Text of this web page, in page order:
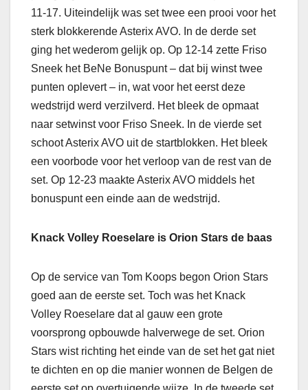
11-17. Uiteindelijk was set twee een prooi voor het
sterk blokkerende Asterix AVO. In de derde set
ging het wederom gelijk op. Op 12-14 zette Friso
Sneek het BeNe Bonuspunt – dat bij winst twee
punten oplevert – in, wat voor het eerst deze
wedstrijd werd verzilverd. Het bleek de opmaat
naar setwinst voor Friso Sneek. In de vierde set
schoot Asterix AVO uit de startblokken. Het bleek
een voorbode voor het verloop van de rest van de
set. Op 12-23 maakte Asterix AVO middels het
bonuspunt een einde aan de wedstrijd.
Knack Volley Roeselare is Orion Stars de baas
Op de service van Tom Koops begon Orion Stars
goed aan de eerste set. Toch was het Knack
Volley Roeselare dat al gauw een grote
voorsprong opbouwde halverwege de set. Orion
Stars wist richting het einde van de set het gat niet
te dichten en op die manier wonnen de Belgen de